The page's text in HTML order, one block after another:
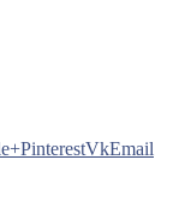
PinterestVkEmail